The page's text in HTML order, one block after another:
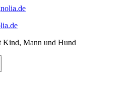
Kind, Mann und Hund